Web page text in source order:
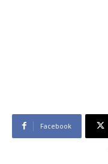
Facebook